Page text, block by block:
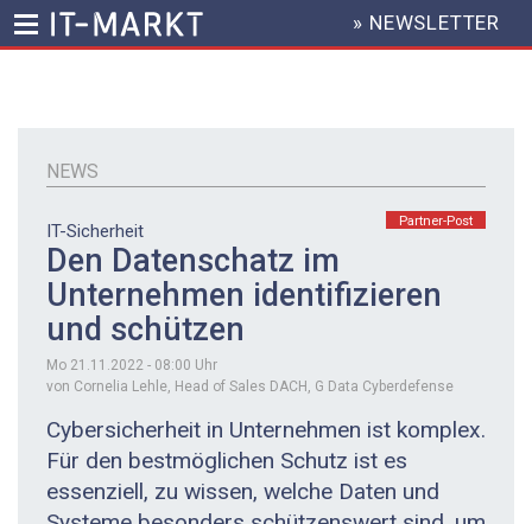
HEADER
MENU
» NEWSLETTER
NEWS
Partner-Post
IT-Sicherheit
Den Datenschatz im
Unternehmen identifizieren
und schützen
Mo 21.11.2022 - 08:00 Uhr
von Cornelia Lehle, Head of Sales DACH, G Data Cyberdefense
Cybersicherheit in Unternehmen ist komplex.
Für den bestmöglichen Schutz ist es
essenziell, zu wissen, welche Daten und